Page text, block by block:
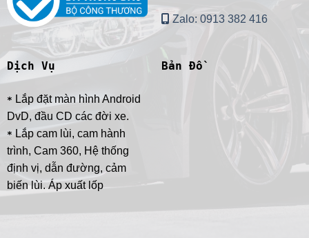
Zalo: 0913 382 416
Dịch Vụ
* Lắp đặt màn hình Android
DvD, đầu CD các đời xe.
* Lắp cam lùi, cam hành
trình, Cam 360, Hệ thống
định vị, dẫn đường, cảm
biến lùi. Áp xuất lốp
Bản Đồ